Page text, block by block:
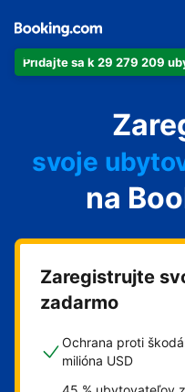
Pridajte sa k 29 279 209
svoje
svoje bed
na
Zaregistrujte
zadarmo
Ochrana proti
milióna USD